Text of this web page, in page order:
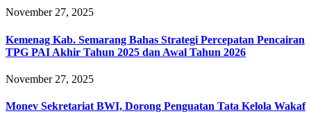
November 27, 2025
Kemenag Kab. Semarang Bahas Strategi Percepatan Pencairan
TPG PAI Akhir Tahun 2025 dan Awal Tahun 2026
November 27, 2025
Monev Sekretariat BWI, Dorong Penguatan Tata Kelola Wakaf